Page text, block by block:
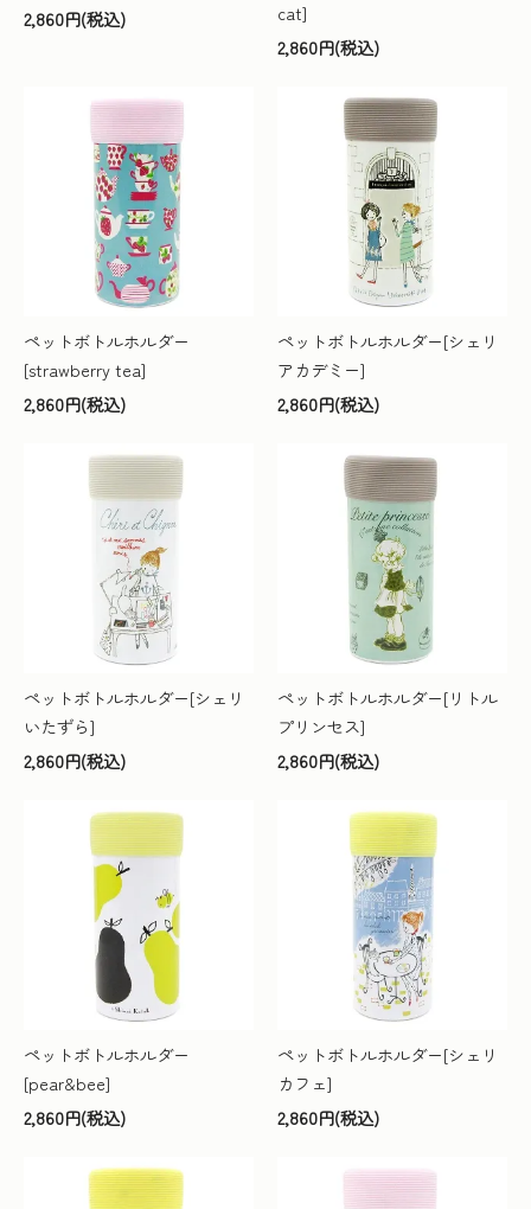
2,860円(税込)
cat]
2,860円(税込)
ペットボトルホルダー
[strawberry tea]
2,860円(税込)
ペットボトルホルダー[シェリ
アカデミー]
2,860円(税込)
ペットボトルホルダー[シェリ
いたずら]
2,860円(税込)
ペットボトルホルダー[リトル
プリンセス]
2,860円(税込)
ペットボトルホルダー
[pear&bee]
2,860円(税込)
ペットボトルホルダー[シェリ
カフェ]
2,860円(税込)